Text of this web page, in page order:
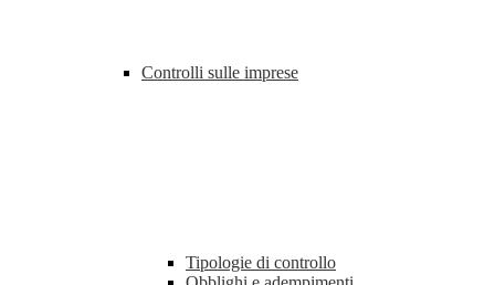
Controlli sulle imprese
Tipologie di controllo